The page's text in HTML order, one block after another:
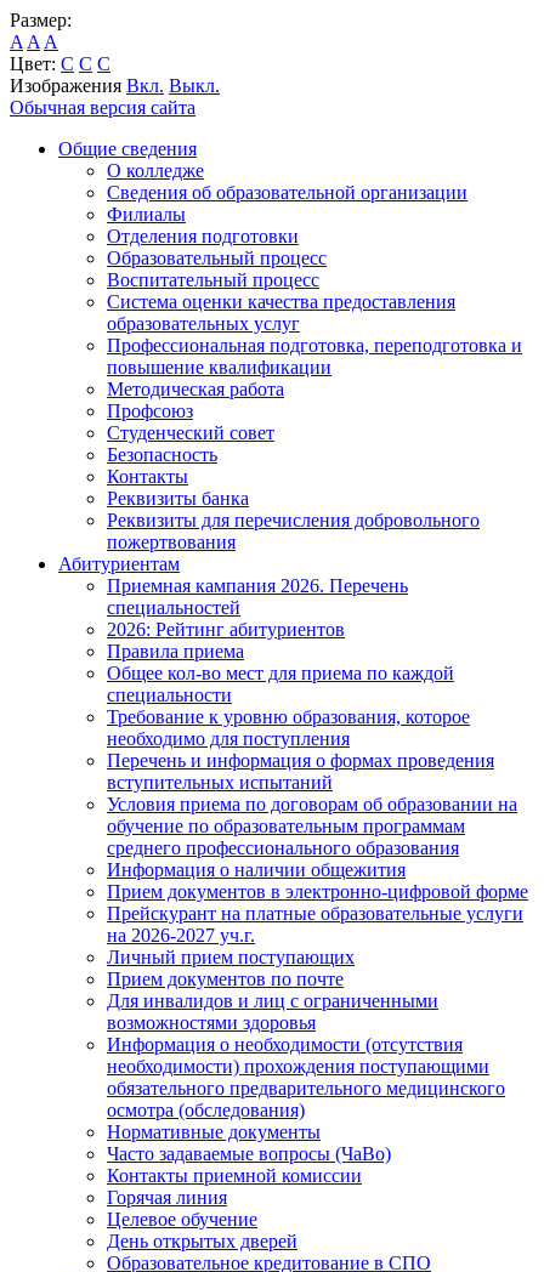
Размер:
A A A
Цвет: C C C
Изображения Вкл. Выкл.
Обычная версия сайта
Общие сведения
О колледже
Сведения об образовательной организации
Филиалы
Отделения подготовки
Образовательный процесс
Воспитательный процесс
Система оценки качества предоставления
образовательных услуг
Профессиональная подготовка, переподготовка и
повышение квалификации
Методическая работа
Профсоюз
Студенческий совет
Безопасность
Контакты
Реквизиты банка
Реквизиты для перечисления добровольного
пожертвования
Абитуриентам
Приемная кампания 2026. Перечень
специальностей
2026: Рейтинг абитуриентов
Правила приема
Общее кол-во мест для приема по каждой
специальности
Требование к уровню образования, которое
необходимо для поступления
Перечень и информация о формах проведения
вступительных испытаний
Условия приема по договорам об образовании на
обучение по образовательным программам
среднего профессионального образования
Информация о наличии общежития
Прием документов в электронно-цифровой форме
Прейскурант на платные образовательные услуги
на 2026-2027 уч.г.
Личный прием поступающих
Прием документов по почте
Для инвалидов и лиц с ограниченными
возможностями здоровья
Информация о необходимости (отсутствия
необходимости) прохождения поступающими
обязательного предварительного медицинского
осмотра (обследования)
Нормативные документы
Часто задаваемые вопросы (ЧаВо)
Контакты приемной комиссии
Горячая линия
Целевое обучение
День открытых дверей
Образовательное кредитование в СПО